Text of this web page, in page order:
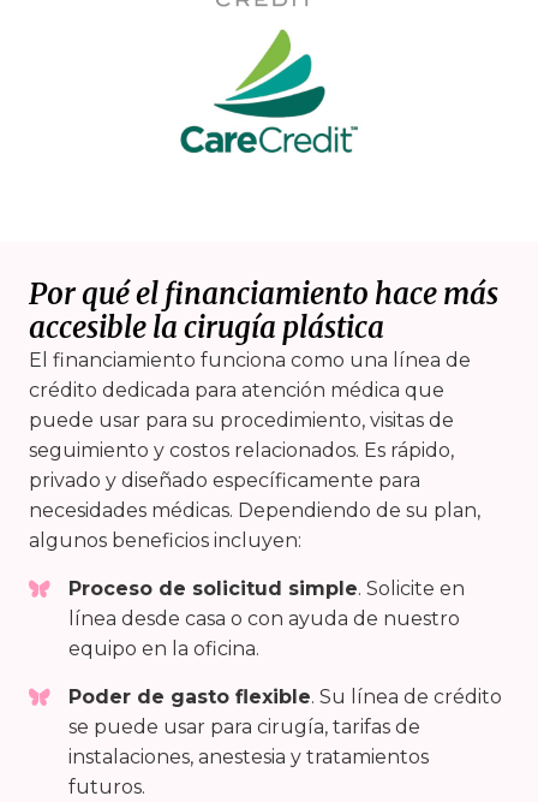
Por qué el financiamiento hace más
accesible la cirugía plástica
El financiamiento funciona como una línea de
crédito dedicada para atención médica que
puede usar para su procedimiento, visitas de
seguimiento y costos relacionados. Es rápido,
privado y diseñado específicamente para
necesidades médicas. Dependiendo de su plan,
algunos beneficios incluyen:
Proceso de solicitud simple. Solicite en
línea desde casa o con ayuda de nuestro
equipo en la oficina.
Poder de gasto flexible. Su línea de crédito
se puede usar para cirugía, tarifas de
instalaciones, anestesia y tratamientos
futuros.